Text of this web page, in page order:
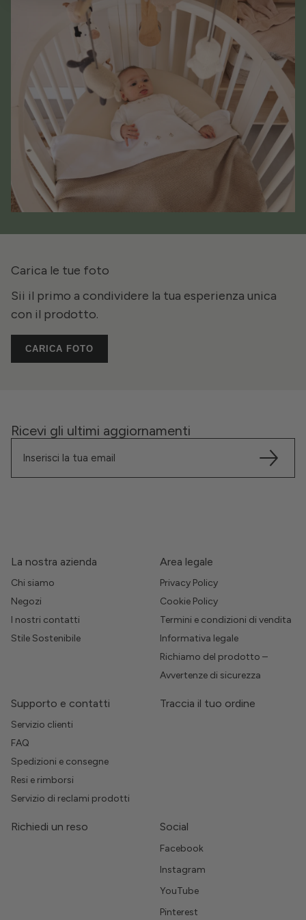
Carica le tue foto
Sii il primo a condividere la tua esperienza unica
con il prodotto.
CARICA FOTO
Ricevi gli ultimi aggiornamenti
La nostra azienda
Chi siamo
Negozi
I nostri contatti
Stile Sostenibile
Area legale
Privacy Policy
Cookie Policy
Termini e condizioni di vendita
Informativa legale
Richiamo del prodotto –
Avvertenze di sicurezza
Supporto e contatti
Servizio clienti
FAQ
Spedizioni e consegne
Resi e rimborsi
Servizio di reclami prodotti
Traccia il tuo ordine
Richiedi un reso Social
Facebook
Instagram
YouTube
Pinterest